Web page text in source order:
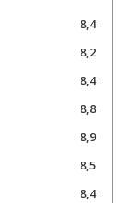
8,4
8,2
8,4
8,8
8,9
8,5
8,4